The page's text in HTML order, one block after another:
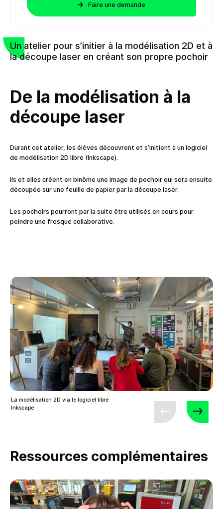
Un atelier pour s’initier à la modélisation 2D et à
la découpe laser en créant son propre pochoir
De la modélisation à la
découpe laser
Durant cet atelier, les élèves découvrent et s’initient à un logiciel
de modélisation 2D libre (Inkscape).
Ils et elles créent en binôme une image de pochoir qui sera ensuite
découpée sur une feuille de papier par la découpe laser.
Les pochoirs pourront par la suite être utilisés en cours pour
peindre une fresque collaborative.
La modélisation 2D via le logiciel libre
Inkscape
Faire une demande
Ressources complémentaires